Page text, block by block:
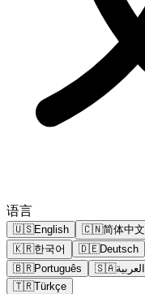
语言
🇺🇸English 🇨🇳简体中文
🇰🇷한국어 🇩🇪Deutsch
🇧🇷Português 🇸🇦العربية
🇹🇷Türkçe